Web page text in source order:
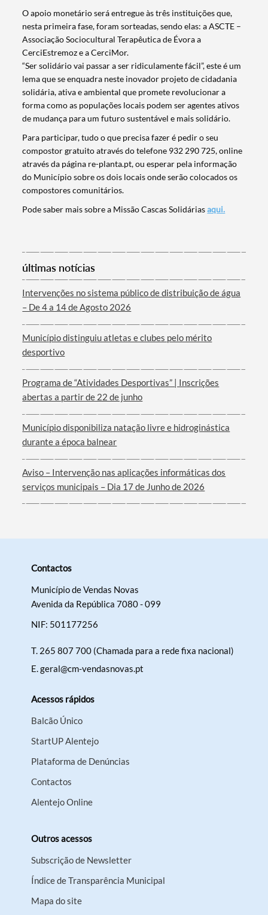
Categorias gerais
Filtros
O apoio monetário será entregue às três instituições que,
nesta primeira fase, foram sorteadas, sendo elas: a ASCTE –
Associação Sociocultural Terapêutica de Évora a
CerciEstremoz e a CerciMor.
“Ser solidário vai passar a ser ridiculamente fácil”, este é um
lema que se enquadra neste inovador projeto de cidadania
solidária, ativa e ambiental que promete revolucionar a
forma como as populações locais podem ser agentes ativos
de mudança para um futuro sustentável e mais solidário.
Para participar, tudo o que precisa fazer é pedir o seu
compostor gratuito através do telefone 932 290 725, online
através da página re-planta.pt, ou esperar pela informação
do Município sobre os dois locais onde serão colocados os
compostores comunitários.
Pode saber mais sobre a Missão Cascas Solidáriasaqui.
últimas notícias
Intervenções no sistema público de distribuição de água
– De 4 a 14 de Agosto 2026
Município distinguiu atletas e clubes pelo mérito
desportivo
Programa de “Atividades Desportivas” | Inscrições
abertas a partir de 22 de junho
Município disponibiliza natação livre e hidroginástica
durante a época balnear
Aviso – Intervenção nas aplicações informáticas dos
serviços municipais – Dia 17 de Junho de 2026
Contactos
Município de Vendas Novas
Avenida da República 7080 - 099
NIF: 501177256
T. 265 807 700 (Chamada para a rede fixa nacional)
E.geral@cm-vendasnovas.pt
Acessos rápidos
Balcão Único
StartUP Alentejo
Plataforma de Denúncias
Contactos
Alentejo Online
Outros acessos
Subscrição de Newsletter
Índice de Transparência Municipal
Mapa do site